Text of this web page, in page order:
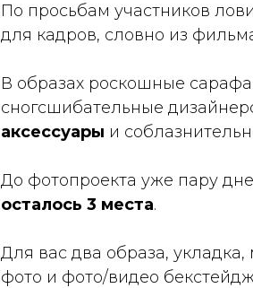
По просьбам участников
для кадров, словно из
В образах роскошные
сногсшибательные
аксессуары и
До фотопроекта уже пару
осталось 3 места.
Для вас два образа,
фото и фото/видео